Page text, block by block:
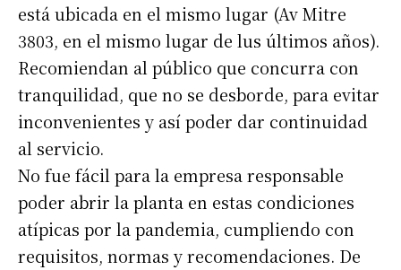
está ubicada en el mismo lugar (Av Mitre
3803, en el mismo lugar de lus últimos años).
Recomiendan al público que concurra con
tranquilidad, que no se desborde, para evitar
inconvenientes y así poder dar continuidad
al servicio.
No fue fácil para la empresa responsable
poder abrir la planta en estas condiciones
atípicas por la pandemia, cumpliendo con
requisitos, normas y recomendaciones. De